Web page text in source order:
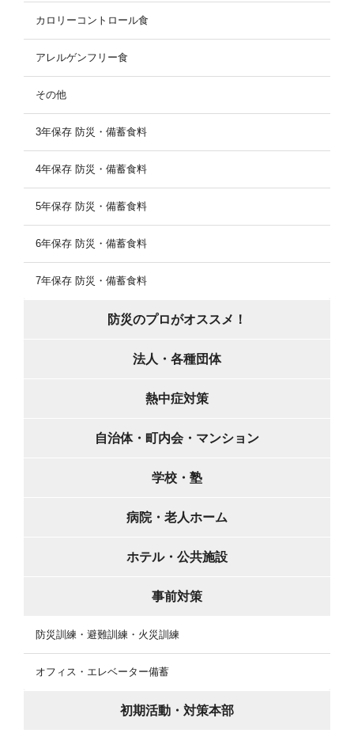
カロリーコントロール食
アレルゲンフリー食
その他
3年保存 防災・備蓄食料
4年保存 防災・備蓄食料
5年保存 防災・備蓄食料
6年保存 防災・備蓄食料
7年保存 防災・備蓄食料
防災のプロがオススメ！
法人・各種団体
熱中症対策
自治体・町内会・マンション
学校・塾
病院・老人ホーム
ホテル・公共施設
事前対策
防災訓練・避難訓練・火災訓練
オフィス・エレベーター備蓄
初期活動・対策本部